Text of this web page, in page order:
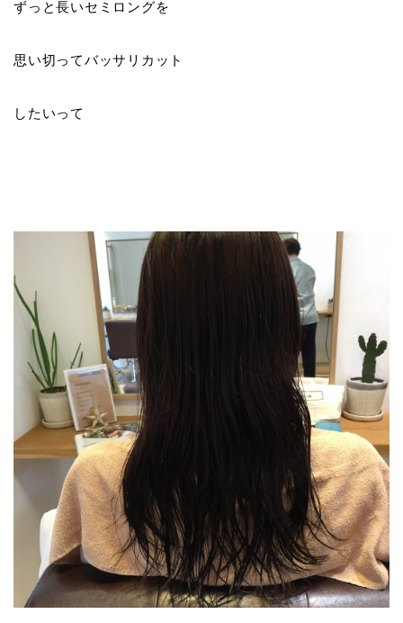
ずっと長いセミロングを
思い切ってバッサリカット
したいって